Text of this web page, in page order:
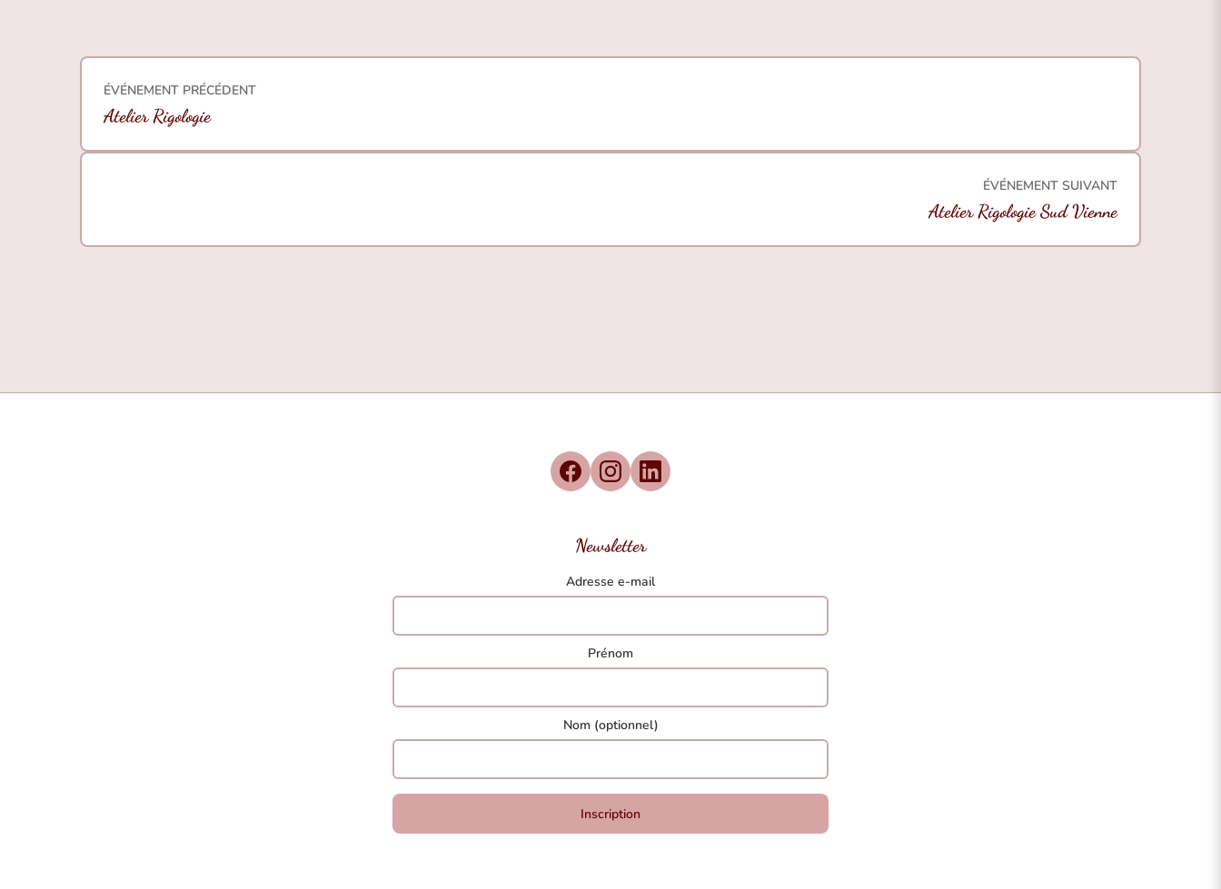
ÉVÉNEMENT PRÉCÉDENT
Atelier Rigologie
ÉVÉNEMENT SUIVANT
Atelier Rigologie Sud Vienne
Newsletter
Adresse e-mail
Prénom
Nom (optionnel)